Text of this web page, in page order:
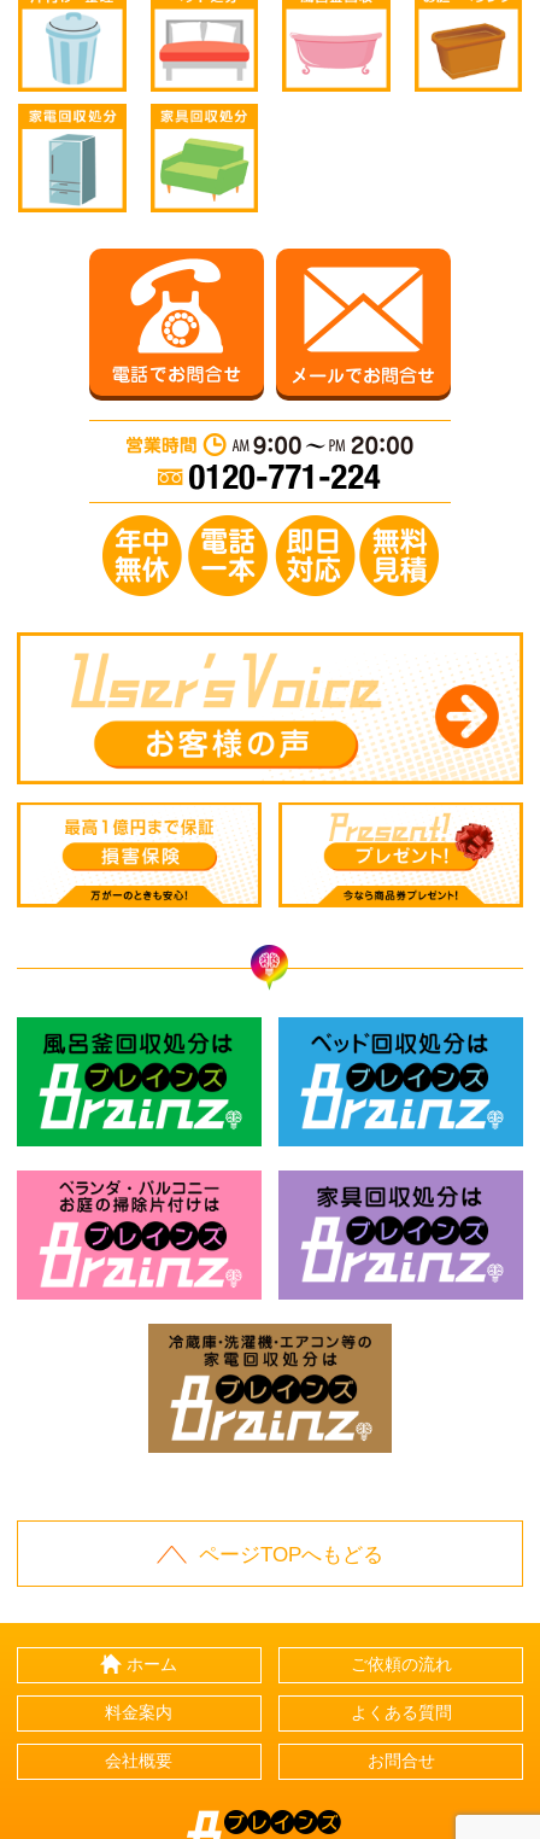
電話でお問合せ
ページTOPへもどる
ホーム ご依頼の流れ
料金案内 よくある質問
会社概要 お問合せ